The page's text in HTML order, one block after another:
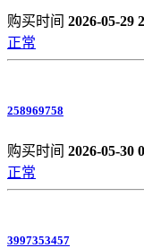
购买时间 2026-05-29
正常
258969758
购买时间 2026-05-30
正常
3997353457